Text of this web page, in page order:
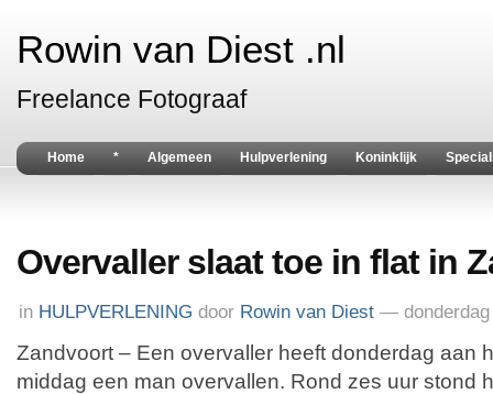
Rowin van Diest .nl
Freelance Fotograaf
Home * Algemeen Hulpverlening Koninklijk
Overvaller slaat toe in flat in
in HULPVERLENING door Rowin van Diest — donderdag
Zandvoort – Een overvaller heeft donderdag aan
middag een man overvallen. Rond zes uur stond